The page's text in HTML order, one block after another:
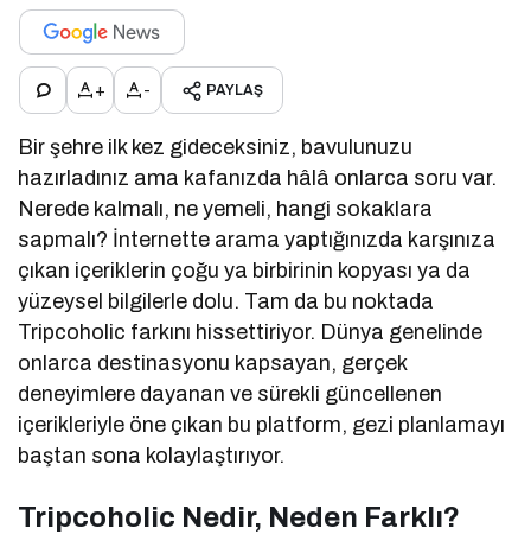
+ - PAYLAŞ
Bir şehre ilk kez gideceksiniz, bavulunuzu
hazırladınız ama kafanızda hâlâ onlarca soru var.
Nerede kalmalı, ne yemeli, hangi sokaklara
sapmalı? İnternette arama yaptığınızda karşınıza
çıkan içeriklerin çoğu ya birbirinin kopyası ya da
yüzeysel bilgilerle dolu. Tam da bu noktada
Tripcoholic farkını hissettiriyor. Dünya genelinde
onlarca destinasyonu kapsayan, gerçek
deneyimlere dayanan ve sürekli güncellenen
içerikleriyle öne çıkan bu platform, gezi planlamayı
baştan sona kolaylaştırıyor.
Tripcoholic Nedir, Neden Farklı?